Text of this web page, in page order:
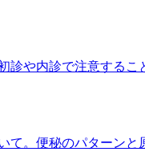
診や内診で注意するこ
て。便秘のパターンと